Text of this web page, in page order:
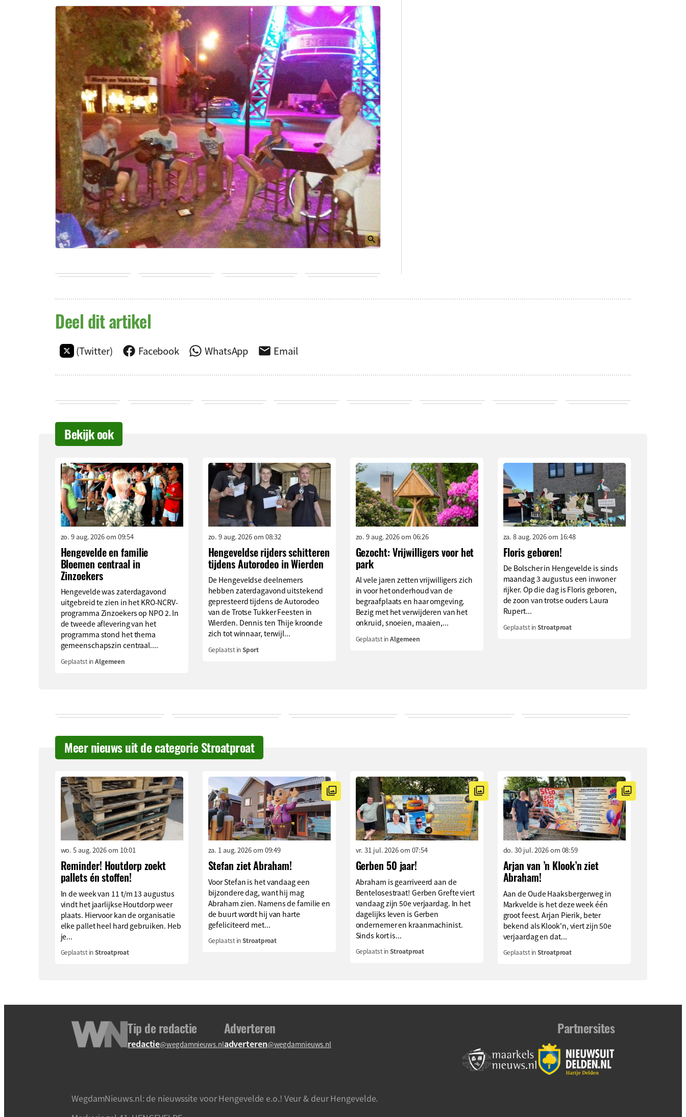
Deel dit artikel
(Twitter) Facebook WhatsApp Email
Bekijk ook
zo. 9 aug. 2026 om 09:54
Hengevelde en familie
Bloemen centraal in
Zinzoekers
Hengevelde was zaterdagavond
uitgebreid te zien in het KRO-NCRV-
programma Zinzoekers op NPO 2. In
de tweede aflevering van het
programma stond het thema
gemeenschapszin centraal....
Geplaatst inAlgemeen
zo. 9 aug. 2026 om 08:32
Hengeveldse rijders schitteren
tijdens Autorodeo in Wierden
De Hengeveldse deelnemers
hebben zaterdagavond uitstekend
gepresteerd tijdens de Autorodeo
van de Trotse Tukker Feesten in
Wierden. Dennis ten Thije kroonde
zich tot winnaar, terwijl...
Geplaatst inSport
zo. 9 aug. 2026 om 06:26
Gezocht: Vrijwilligers voor het
park
Al vele jaren zetten vrijwilligers zich
in voor het onderhoud van de
begraafplaats en haar omgeving.
Bezig met het verwijderen van het
onkruid, snoeien, maaien,...
Geplaatst inAlgemeen
za. 8 aug. 2026 om 16:48
Floris geboren!
De Bolscher in Hengevelde is sinds
maandag 3 augustus een inwoner
rijker. Op die dag is Floris geboren,
de zoon van trotse ouders Laura
Rupert...
Geplaatst inStroatproat
Meer nieuws uit de categorie Stroatproat
wo. 5 aug. 2026 om 10:01
Reminder! Houtdorp zoekt
pallets én stoffen!
In de week van 11 t/m 13 augustus
vindt het jaarlijkse Houtdorp weer
plaats. Hiervoor kan de organisatie
elke pallet heel hard gebruiken. Heb
je...
Geplaatst inStroatproat
za. 1 aug. 2026 om 09:49
Stefan ziet Abraham!
Voor Stefan is het vandaag een
bijzondere dag, want hij mag
Abraham zien. Namens de familie en
de buurt wordt hij van harte
gefeliciteerd met...
Geplaatst inStroatproat
vr. 31 jul. 2026 om 07:54
Gerben 50 jaar!
Abraham is gearriveerd aan de
Bentelosestraat! Gerben Grefte viert
vandaag zijn 50e verjaardag. In het
dagelijks leven is Gerben
ondernemer en kraanmachinist.
Sinds kort is...
Geplaatst inStroatproat
do. 30 jul. 2026 om 08:59
Arjan van ’n Klook’n ziet
Abraham!
Aan de Oude Haaksbergerweg in
Markvelde is het deze week één
groot feest. Arjan Pierik, beter
bekend als Klook'n, viert zijn 50e
verjaardag en dat...
Geplaatst inStroatproat
Tip de redactie
redactie@wegdamnieuws.nl
Adverteren
adverteren@wegdamnieuws.nl
Partnersites
WegdamNieuws.nl: de nieuwssite voor Hengevelde e.o.! Veur & deur Hengevelde.